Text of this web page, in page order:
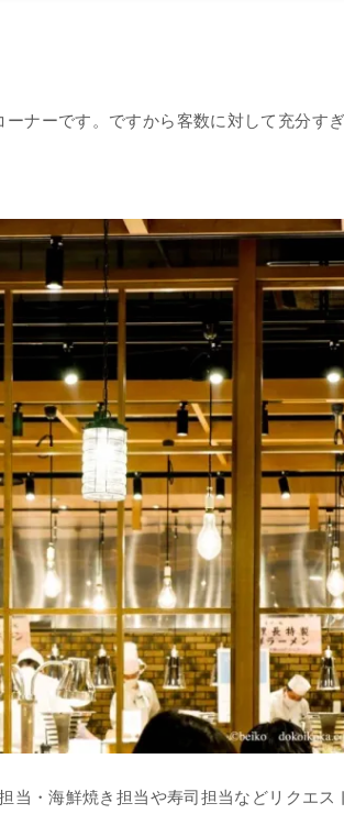
ナーです。ですから客数に対して充分す
当・海鮮焼き担当や寿司担当などリクエス